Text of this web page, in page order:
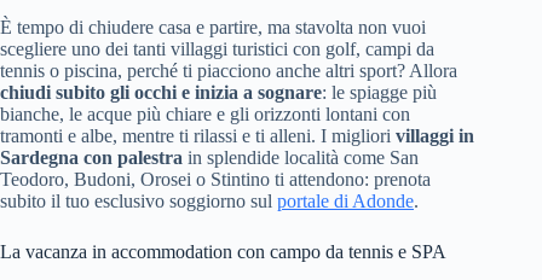
È tempo di chiudere casa e partire, ma stavolta non vuoi
scegliere uno dei tanti villaggi turistici con golf, campi da
tennis o piscina, perché ti piacciono anche altri sport? Allora
chiudi subito gli occhi e inizia a sognare: le spiagge più
bianche, le acque più chiare e gli orizzonti lontani con
tramonti e albe, mentre ti rilassi e ti alleni. I migliori villaggi in
Sardegna con palestra in splendide località come San
Teodoro, Budoni, Orosei o Stintino ti attendono: prenota
subito il tuo esclusivo soggiorno sul portale di Adonde.
La vacanza in accommodation con campo da tennis e SPA